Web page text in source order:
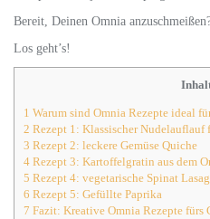
Bereit, Deinen Omnia
Los geht’s!
1 Warum sind Omnia Rezepte ideal
2 Rezept 1: Klassischer
3 Rezept 2: leckere Gemüse Quiche
4 Rezept 3: Kartoffelgratin aus dem
5 Rezept 4: vegetarische Spinat
6 Rezept 5: Gefüllte Paprika
7 Fazit: Kreative Omnia Rezepte fürs